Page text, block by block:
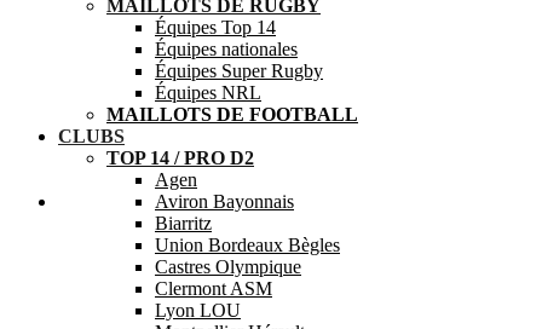
MAILLOTS DE RUGBY
Équipes Top 14
Équipes nationales
Équipes Super Rugby
Équipes NRL
MAILLOTS DE FOOTBALL
CLUBS
TOP 14 / PRO D2
Agen
Aviron Bayonnais
Biarritz
Union Bordeaux Bègles
Castres Olympique
Clermont ASM
Lyon LOU